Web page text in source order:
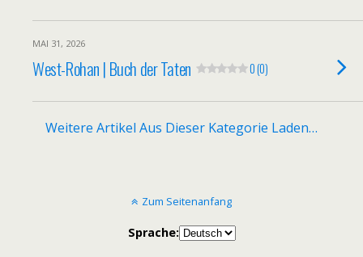
MAI 31, 2026
West-Rohan | Buch der Taten 0 (0)
Weitere Artikel Aus Dieser Kategorie Laden…
Zum Seitenanfang
Sprache: